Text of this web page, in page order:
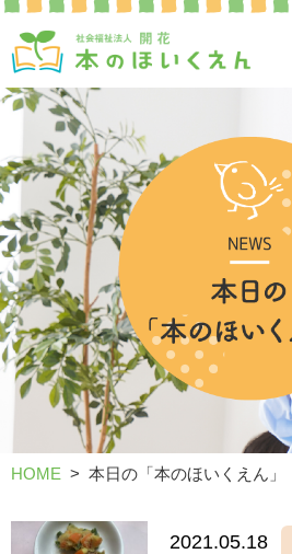
HOME 本日の「本のほいくえん」
2021.05.18